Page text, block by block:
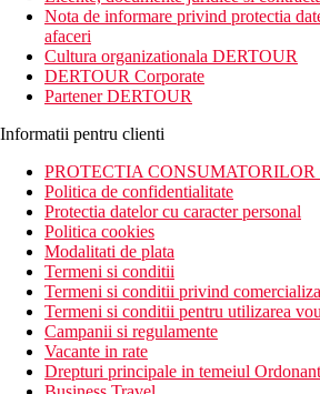
fie minunata. Statiunea ofera o
apartamente, inclusiv camere cu vedere
pentru a gazdui pana la 6 persoane.
Distanta
16 km distanta de Aeroportul
250 m distanta de Plaja Llevant
Descrierea camerei
Camerele dispun de:
aparat de cafea
cuptor cu microunde
frigider
chicineta
uscator de par
lenjerie de pat
toaleta
dus sau cada
balcon / terasa
Nota de informare privind protectia
afaceri
Cultura organizationala DERTOUR
DERTOUR Corporate
Partener DERTOUR
Informatii pentru clienti
PROTECTIA CONSUMATORILOR
Politica de confidentialitate
Protectia datelor cu caracter personal
Politica cookies
Modalitati de plata
Termeni si conditii
Termeni si conditii privind
Termeni si conditii pentru utilizarea
Campanii si regulamente
Vacante in rate
Drepturi principale in temeiul